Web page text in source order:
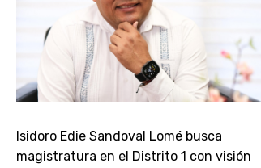
Isidoro Edie Sandoval Lomé busca
magistratura en el Distrito 1 con visión